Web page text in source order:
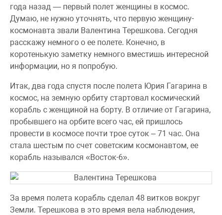
года назад — первый полет женщины в космос.
Думаю, не нужно уточнять, что первую женщину-
космонавта звали Валентина Терешкова. Сегодня
расскажу немного о ее полете. Конечно, в
коротенькую заметку немного вместишь интересной
информации, но я попробую.
Итак, два года спустя после полета Юрия Гагарина в
космос, на земную орбиту стартовал космический
корабль с женщиной на борту. В отличие от Гагарина,
пробывшего на орбите всего час, ей пришлось
провести в космосе почти трое суток – 71 час. Она
стала шестым по счет советским космонавтом, ее
корабль назывался «Восток-6».
За время полета корабль сделал 48 витков вокруг
Земли. Терешкова в это время вела наблюдения,